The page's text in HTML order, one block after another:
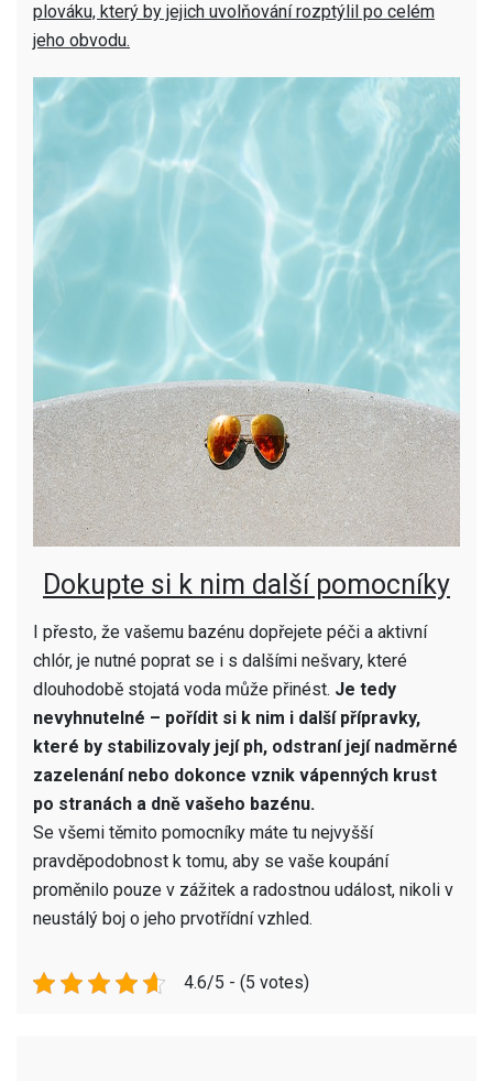
plováku, který by jejich uvolňování rozptýlil po celém
jeho obvodu.
Dokupte si k nim další pomocníky
I přesto, že vašemu bazénu dopřejete péči a aktivní
chlór, je nutné poprat se i s dalšími nešvary, které
dlouhodobě stojatá voda může přinést. Je tedy
nevyhnutelné – pořídit si k nim i další přípravky,
které by stabilizovaly její ph, odstraní její nadměrné
zazelenání nebo dokonce vznik vápenných krust
po stranách a dně vašeho bazénu.
Se všemi těmito pomocníky máte tu nejvyšší
pravděpodobnost k tomu, aby se vaše koupání
proměnilo pouze v zážitek a radostnou událost, nikoli v
neustálý boj o jeho prvotřídní vzhled.
4.6/5 - (5 votes)